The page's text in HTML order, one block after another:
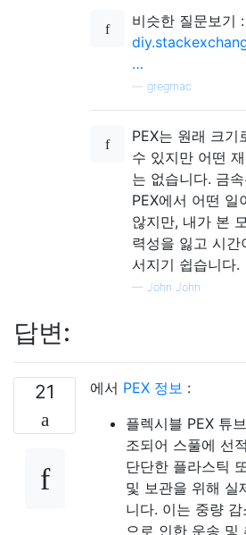
비슷한 질문보기 :
…
gregmac
PEX는 원래 크기
수 있지만 어떤
는 없습니다. 금
PEX에서 어떤 일
않지만, 내가 본
력성을 잃고 시
서지기 쉽습니다.
— John John
답변:
21 에서 PEX 정보 :
플렉시블 PEX 튜
조되어 스풀에 선
단단한 플라스틱
및 보관을 위해 실
니다. 이는 중량
으로 인한 운송 및